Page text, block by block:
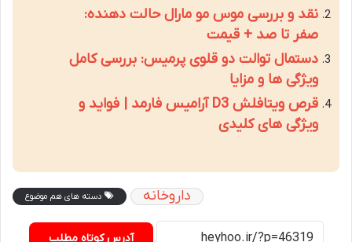
نقد و بررسی موس مو مارال حالت دهنده:
صفر تا صد + قیمت
دستمال توالت دو قلوی پرمیس: بررسی کامل
ویژگی ها و مزایا
قرص ویتافلش D3 آرامیس فارمد | فواید و
ویژگی های کلیدی
دسته های هم موضوع داروخانه
آدرس کوتاه مطلب